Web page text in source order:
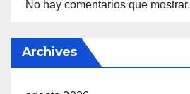
No hay comentarios que mostrar.
Archives